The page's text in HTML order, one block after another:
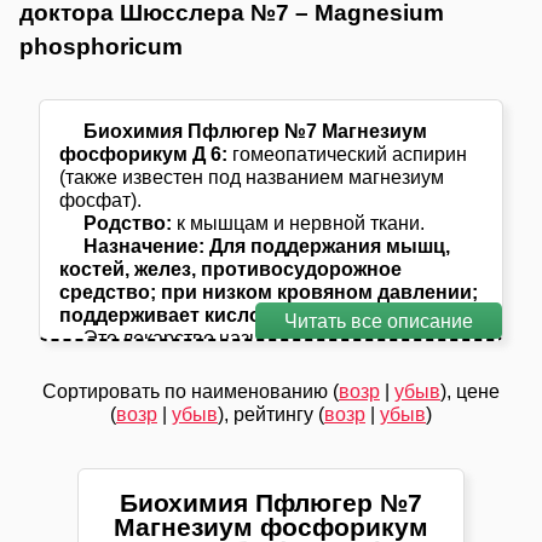
доктора Шюсслера №7 – Magnesium
phosphoricum
Биохимия Пфлюгер №7 Магнезиум
фосфорикум Д 6: гомеопатический аспирин
(также известен под названием магнезиум
фосфат).
Родство: к мышцам и нервной ткани.
Назначение: Для поддержания мышц,
костей, желез, противосудорожное
средство; при низком кровяном давлении;
поддерживает кислотнощелочной баланс.
Это лекарство называют гомеопатический
боли в любом месте: боли в ушах, головную
боль, зубную боль, может помочь при
прорезывании зубов у младенцев, и даже
имеют улучшение от тепла и давления.
Соль Доктора Шюсслера №7 Магнезиум
фосфорикум* (фосфат магния) – соль
Читать все описание
Сортировать по наименованию (возр убыв), цене
(возр убыв), рейтингу (возр убыв)
Биохимия Пфлюгер №7
Магнезиум фосфорикум